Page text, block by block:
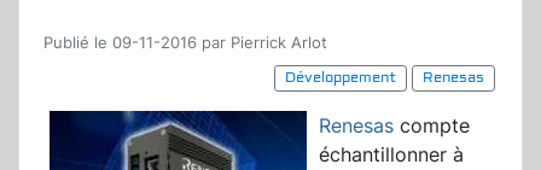
Publié le 09-11-2016 par Pierrick Arlot
Développement
Renesas
Renesas compte
échantillonner à